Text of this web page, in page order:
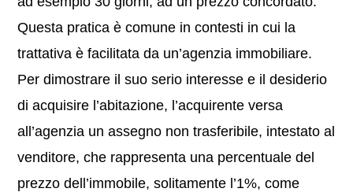
Questa pratica è comune in contesti in cui la
trattativa è facilitata da un’agenzia immobiliare.
Per dimostrare il suo serio interesse e il desiderio
di acquisire l’abitazione, l’acquirente versa
all’agenzia un assegno non trasferibile, intestato al
venditore, che rappresenta una percentuale del
prezzo dell’immobile, solitamente l’1%, come